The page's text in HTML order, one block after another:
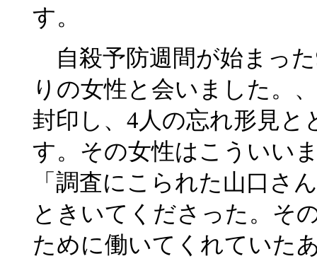
す。
自殺予防週間が始まっ
りの女性と会いました。
封印し、4人の忘れ形見
す。その女性はこういい
「調査にこられた山口さ
ときいてくださった。そ
ために働いてくれていた